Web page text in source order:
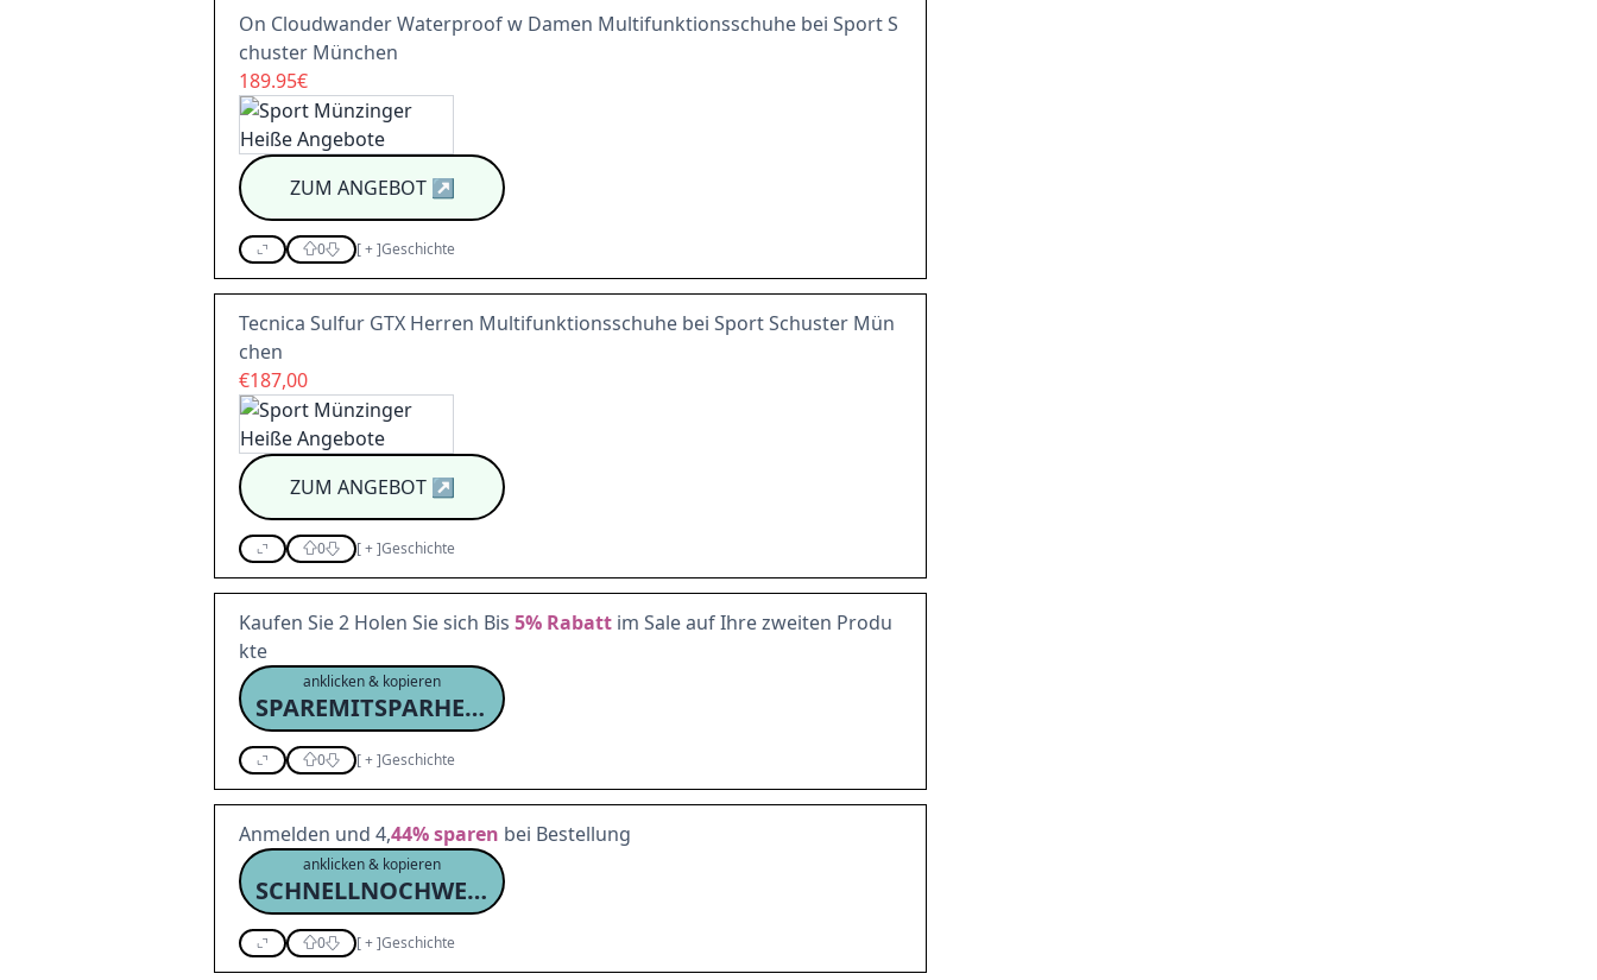
On Cloudwander Waterproof w Damen Multifunktionsschuhe bei Sport S
chuster München
189.95€
ZUM ANGEBOT↗
0 [+]Geschichte
Tecnica Sulfur GTX Herren Multifunktionsschuhe bei Sport Schuster Mün
chen
€187,00
ZUM ANGEBOT↗
0 [+]Geschichte
Kaufen Sie 2 Holen Sie sich Bis 5% Rabatt im Sale auf Ihre zweiten Produ
kte
anklicken & kopieren
SPAREMITSPARHELD16
0 [+]Geschichte
Anmelden und 4,44%sparen bei Bestellung
anklicken & kopieren
SCHNELLNOCHWEG16
0 [+]Geschichte